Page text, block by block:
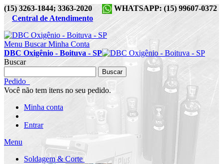
(15) 3263-1844; 3363-2020
WHATSAPP: (15) 99607-0372
Central de Atendimento
Menu Buscar Minha Conta
DBC Oxigênio - Boituva - SP
Buscar
Buscar
Pedido
Você não tem itens no seu pedido.
Minha conta
Entrar
Menu
Soldagem & Corte